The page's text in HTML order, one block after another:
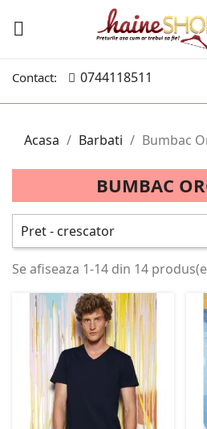

Contact: 0744118511
Acasa Barbati Bumbac
BUMBAC
Pret - crescator
Se afiseaza 1-14 din 14